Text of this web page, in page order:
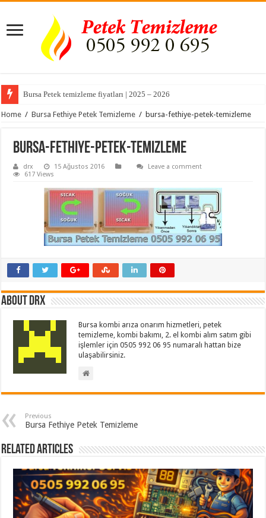
Bursa Petek temizleme fiyatları | 2025 – 2026
Home / Bursa Fethiye Petek Temizleme / bursa-fethiye-petek-temizleme
bursa-fethiye-petek-temizleme
drx 15 Ağustos 2016
Leave a comment
617 Views
About drx
Bursa kombi arıza onarım hizmetleri, petek
temizleme, kombi bakımı, 2. el kombi alım satım gibi
işlemler için 0505 992 06 95 numaralı hattan bize
ulaşabilirsiniz.
Previous
Bursa Fethiye Petek Temizleme
Related Articles